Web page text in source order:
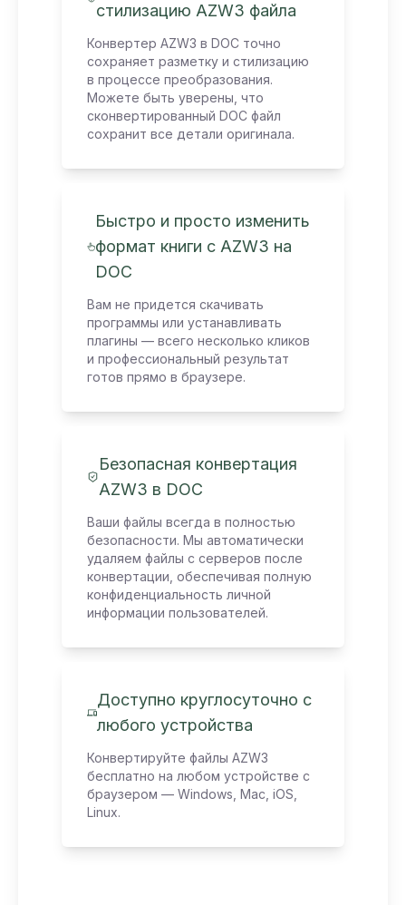
стилизацию AZW3 файла
Конвертер AZW3 в DOC точно
сохраняет разметку и стилизацию
в процессе преобразования.
Можете быть уверены, что
сконвертированный DOC файл
сохранит все детали оригинала.
Быстро и просто изменить
формат книги с AZW3 на
DOC
Вам не придется скачивать
программы или устанавливать
плагины — всего несколько кликов
и профессиональный результат
готов прямо в браузере.
Безопасная конвертация
AZW3 в DOC
Ваши файлы всегда в полностью
безопасности. Мы автоматически
удаляем файлы с серверов после
конвертации, обеспечивая полную
конфиденциальность личной
информации пользователей.
Доступно круглосуточно с
любого устройства
Конвертируйте файлы AZW3
бесплатно на любом устройстве с
браузером — Windows, Mac, iOS,
Linux.